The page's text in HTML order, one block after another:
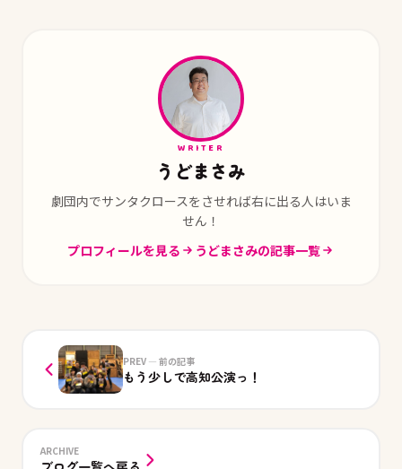
WRITER
うどまさみ
劇団内でサンタクロースをさせれば右に出る人はいま
せん！
プロフィールを見る
うどまさみの記事一覧
PREV — 前の記事
もう少しで高知公演っ！
ARCHIVE